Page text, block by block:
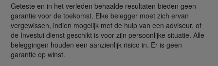
Geteste en in het verleden behaalde resultaten bieden geen
garantie voor de toekomst. Elke belegger moet zich ervan
vergewissen, indien mogelijk met de hulp van een adviseur, of
de Investui dienst geschikt is voor zijn persoonlijke situatie. Alle
beleggingen houden een aanzienlijk risico in. Er is geen
garantie op winst.